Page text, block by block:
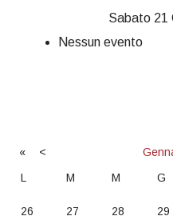
Sabato 21
Nessun evento
« <
L
M M G
26 27 28 29